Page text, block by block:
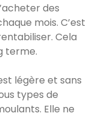
des
mois. C’est
Cela
terme.
légère et sans
types de
Elle ne